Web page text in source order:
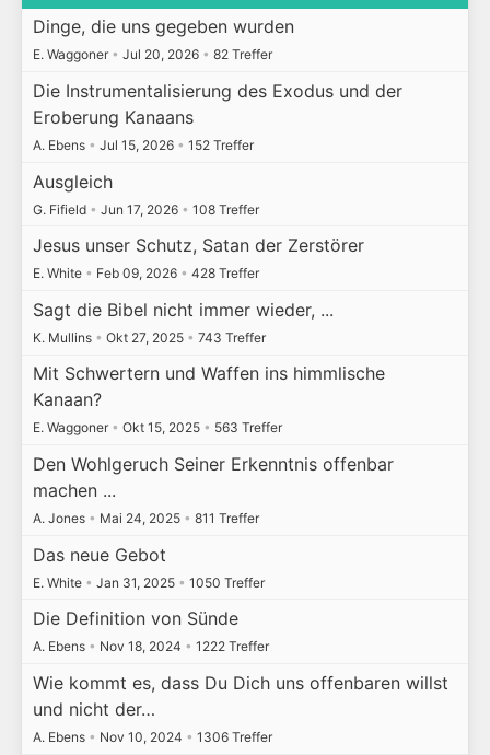
Dinge, die uns gegeben wurden
E. Waggoner • Jul 20, 2026 • 82 Treffer
Die Instrumentalisierung des Exodus und der
Eroberung Kanaans
A. Ebens • Jul 15, 2026 • 152 Treffer
Ausgleich
G. Fifield • Jun 17, 2026 • 108 Treffer
Jesus unser Schutz, Satan der Zerstörer
E. White • Feb 09, 2026 • 428 Treffer
Sagt die Bibel nicht immer wieder, ...
K. Mullins • Okt 27, 2025 • 743 Treffer
Mit Schwertern und Waffen ins himmlische
Kanaan?
E. Waggoner • Okt 15, 2025 • 563 Treffer
Den Wohlgeruch Seiner Erkenntnis offenbar
machen ...
A. Jones • Mai 24, 2025 • 811 Treffer
Das neue Gebot
E. White • Jan 31, 2025 • 1050 Treffer
Die Definition von Sünde
A. Ebens • Nov 18, 2024 • 1222 Treffer
Wie kommt es, dass Du Dich uns offenbaren willst
und nicht der…
A. Ebens • Nov 10, 2024 • 1306 Treffer